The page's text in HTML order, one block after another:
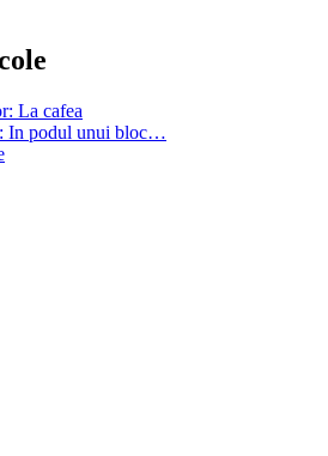
La cafea
In podul unui bloc…